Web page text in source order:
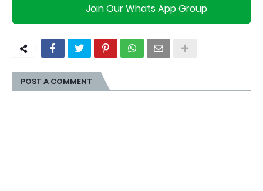
Join Our Whats App Group
POST A COMMENT